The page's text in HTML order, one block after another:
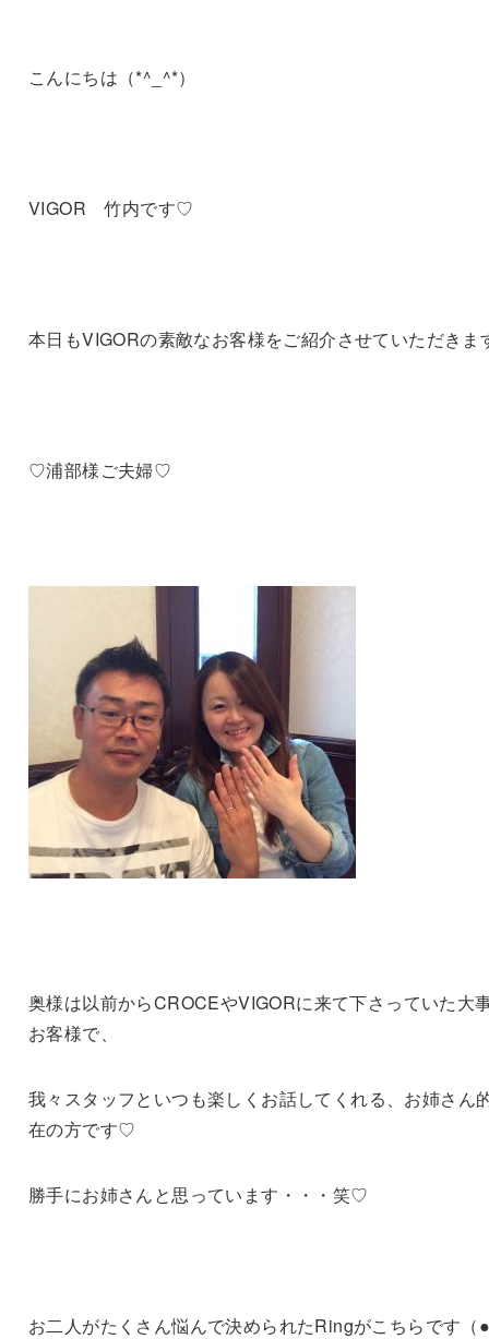
こんにちは（*^_^*）
VIGOR 竹内です♡
本日もVIGORの素敵なお客様をご紹介させていただき
♡浦部様ご夫婦♡
奥様は以前からCROCEやVIGORに来て下さっていた大
お客様で、
我々スタッフといつも楽しくお話してくれる、お姉さん
在の方です♡
勝手にお姉さんと思っています・・・笑♡
お二人がたくさん悩んで決められたRingがこちらです（